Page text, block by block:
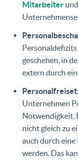
Mitarbeiter
geschehen, in
extern durch
Unternehmen
Notwendigkeit,
nicht gleich zu
auch durch
werden. Das